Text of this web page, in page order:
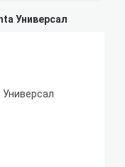
Универсал